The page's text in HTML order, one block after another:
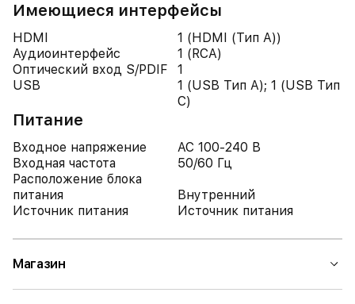
Имеющиеся интерфейсы
HDMI
1 (HDMI (Тип A))
Аудиоинтерфейс
1 (RCA)
Оптический вход S/PDIF
1
USB
1 (USB Тип A); 1 (USB Тип
C)
Питание
Входное напряжение
AC 100-240 В
Входная частота
50/60 Гц
Расположение блока
питания
Внутренний
Источник питания
Источник питания
Магазин